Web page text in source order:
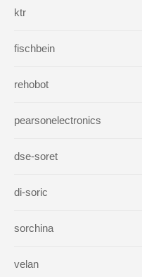
ktr
fischbein
rehobot
pearsonelectronics
dse-soret
di-soric
sorchina
velan